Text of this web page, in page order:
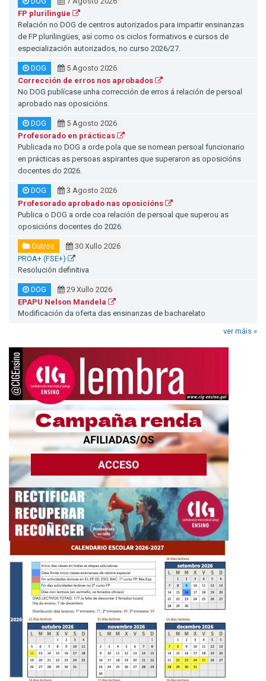
FP plurilingüe
Relación no DOG de centros autorizados para impartir ensinanzas
de FP plurilingües, así como os ciclos formativos e cursos de
especialización autorizados, no curso 2026/27.
DOG
5 Agosto 2026
Corrección de erros nos aprobados
No DOG publícase unha corrección de erros á relación de persoal
aprobado nas oposicións.
DOG
5 Agosto 2026
Profesorado en prácticas
Publicada no DOG a orde pola que se nomean persoal funcionario
en prácticas as persoas aspirantes que superaron as oposicións
docentes do 2026.
DOG
3 Agosto 2026
Profesorado aprobado nas oposicións
Publica o DOG a orde coa relación de persoal que superou as
oposicións docentes do 2026.
Outros
30 Xullo 2026
PROA+ (FSE+)
Resolución definitiva
DOG
29 Xullo 2026
EPAPU Nelson Mandela
Modificación da oferta das ensinanzas de bacharelato
ver máis »